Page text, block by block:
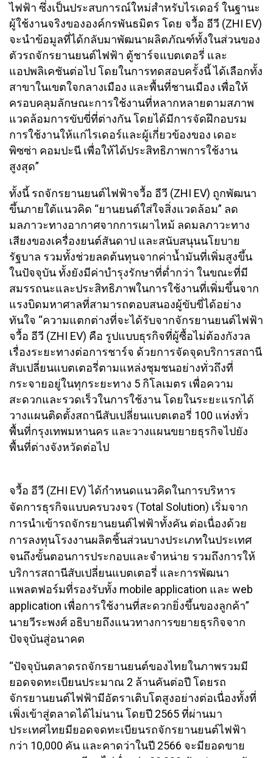
ไฟฟ้า ซึ่งเป็นประสบการณ์ใหม่สำหรับไรเดอร์ ในฐานะ
ผู้ใช้งานจริงขององค์กรพันธมิตร โดย จวื้อ อีวี (ZHI EV)
จะนำข้อมูลที่ได้กลับมาพัฒนาผลิตภัณฑ์ทั้งในส่วนของ
ตัวรถจักรยานยนต์ไฟฟ้า ตู้ชาร์จแบตเตอรี่ และ
แอปพลิเคชันต่อไป โดยในการทดสอบครั้งนี้ ได้เลือกทั้ง
สาขาในเขตใจกลางเมือง และพื้นที่ชานเมือง เพื่อให้
ครอบคลุมลักษณะการใช้งานที่หลากหลายตามสภาพ
แวดล้อมการขับขี่ที่ต่างกัน โดยได้มีการจัดฝึกอบรม
การใช้งานให้แก่ไรเดอร์และผู้เกี่ยวข้องของ เดอะ
พิซซ่า คอมปะนี เพื่อให้ได้ประสิทธิภาพการใช้งาน
สูงสุด”
ทั้งนี้ รถจักรยานยนต์ไฟฟ้าจวื้อ อีวี (ZHI EV) ถูกพัฒนา
ขึ้นภายใต้แนวคิด “ยานยนต์ใส่ใจสิ่งแวดล้อม” ลด
มลภาวะทางอากาศจากการเผาไหม้ ลดมลภาวะทาง
เสียงของเครื่องยนต์สันดาป และสนับสนุนนโยบาย
รัฐบาล รวมทั้งช่วยลดต้นทุนจากค่าน้ำมันที่เพิ่มสูงขึ้น
ในปัจจุบัน ทั้งยังมีค่าบำรุงรักษาที่ต่ำกว่า ในขณะที่มี
สมรรถนะและประสิทธิภาพในการใช้งานที่เพิ่มขึ้นจาก
แรงบิดมหาศาลที่สามารถตอบสนองผู้ขับขี่ได้อย่าง
ทันใจ “ความแตกต่างที่จะได้รับจากจักรยานยนต์ไฟฟ้า
จวื้อ อีวี (ZHI EV) คือ รูปแบบธุรกิจที่ผู้ซื้อไม่ต้องกังวล
เรื่องระยะทางต่อการชาร์จ ด้วยการจัดจุดบริการสถานี
สับเปลี่ยนแบตเตอรี่ตามแหล่งชุมชนอย่างทั่วถึงที่
กระจายอยู่ในทุกระยะทาง 5 กิโลเมตร เพื่อความ
สะดวกและรวดเร็วในการใช้งาน โดยในระยะแรกได้
วางแผนติดตั้งสถานีสับเปลี่ยนแบตเตอรี่ 100 แห่งทั่ว
พื้นที่กรุงเทพมหานคร และวางแผนขยายธุรกิจไปยัง
พื้นที่ต่างจังหวัดต่อไป
จวื้อ อีวี (ZHI EV) ได้กำหนดแนวคิดในการบริหาร
จัดการธุรกิจแบบครบวงจร (Total Solution) เริ่มจาก
การนำเข้ารถจักรยานยนต์ไฟฟ้าทั้งคัน ต่อเนื่องด้วย
การลงทุนโรงงานผลิตชิ้นส่วนบางประเภทในประเทศ
จนถึงขั้นตอนการประกอบและจำหน่าย รวมถึงการให้
บริการสถานีสับเปลี่ยนแบตเตอรี่ และการพัฒนา
แพลตฟอร์มที่รองรับทั้ง mobile application และ web
application เพื่อการใช้งานที่สะดวกยิ่งขึ้นของลูกค้า”
นายวีระพงศ์ อธิบายถึงแนวทางการขยายธุรกิจจาก
ปัจจุบันสู่อนาคต
“ปัจจุบันตลาดรถจักรยานยนต์ของไทยในภาพรวมมี
ยอดจดทะเบียนประมาณ 2 ล้านคันต่อปี โดยรถ
จักรยานยนต์ไฟฟ้ามีอัตราเติบโตสูงอย่างต่อเนื่องทั้งที่
เพิ่งเข้าสู่ตลาดได้ไม่นาน โดยปี 2565 ที่ผ่านมา
ประเทศไทยมียอดจดทะเบียนรถจักรยานยนต์ไฟฟ้า
กว่า 10,000 คัน และคาดว่าในปี 2566 จะมียอดขาย